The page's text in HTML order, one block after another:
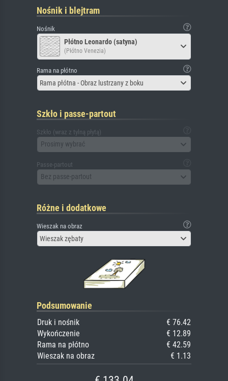
Nośnik i blejtram
Nośnik
Płótno Leonardo (satyna)
(Płótno Venezia)
Rama na płótno
Rama płótna - Obraz lustrzany z boku
Szkło i passe-partout
Szkło (wraz z tylną płytą)
Prosimy wybrać
Passe-partout
Bez passe-partout
Różne i dodatkowe
Wieszak na obraz
Wieszak zębaty
Podsumowanie
Druk i nośnik
€ 76.42
Wykończenie
€ 12.89
Rama na płótno
€ 42.59
Wieszak na obraz
€ 1.13